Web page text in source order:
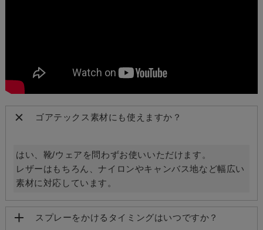
ゴアテックス素材にも使えますか？
はい、靴/ウェアを問わずお使いいただけます。
レザーはもちろん、ナイロンやキャンバス地など幅広い
素材に対応しています。
スプレーをかけるタイミングはいつですか？